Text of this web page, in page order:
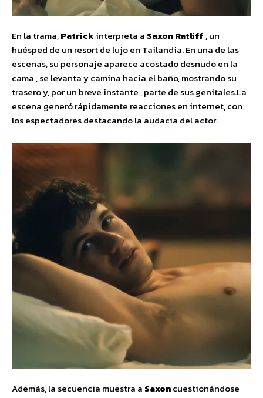
En la trama,Patrick interpreta a Saxon Ratliff , un
huésped de un resort de lujo en Tailandia. En una de las
escenas, su personaje aparece acostado desnudo en la
cama , se levanta y camina hacia el baño, mostrando su
trasero y, por un breve instante , parte de sus genitales.La
escena generó rápidamente reacciones en internet, con
los espectadores destacando la audacia del actor.
Además, la secuencia muestra a Saxoncuestionándose